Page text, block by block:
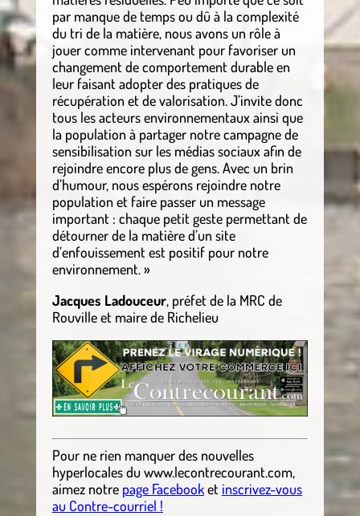
par manque de temps ou dû à la complexité
du tri de la matière, nous avons un rôle à
jouer comme intervenant pour favoriser un
changement de comportement durable en
leur faisant adopter des pratiques de
récupération et de valorisation. J’invite donc
tous les acteurs environnementaux ainsi que
la population à partager notre campagne de
sensibilisation sur les médias sociaux afin de
rejoindre encore plus de gens. Avec un brin
d’humour, nous espérons rejoindre notre
population et faire passer un message
important : chaque petit geste permettant de
détourner de la matière d’un site
d’enfouissement est positif pour notre
environnement. »
Jacques Ladouceur, préfet de la MRC de
Rouville et maire de Richelieu
Pour ne rien manquer des nouvelles
hyperlocalesdu www.lecontrecourant.com,
aimez notre page Facebooket inscrivez-vous
au Contre-courriel !